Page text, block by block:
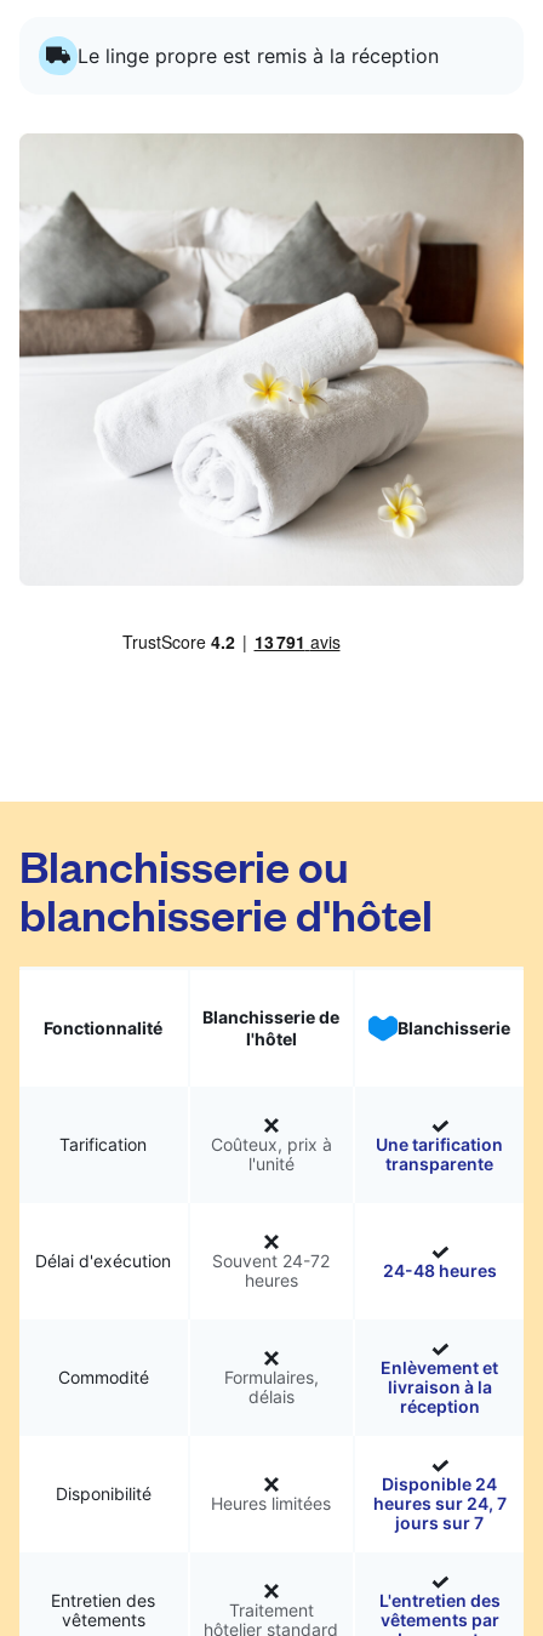
Le linge propre est remis à la réception
Blanchisserie ou
blanchisserie d'hôtel
Fonctionnalité
Blanchisserie de
l'hôtel
Blanchisserie
Tarification
Coûteux, prix à
l'unité
Une tarification
transparente
Délai d'exécution
Souvent 24-72
heures
24-48 heures
Commodité
Formulaires,
délais
Enlèvement et
livraison à la
réception
Disponibilité Heures limitées
Disponible 24
heures sur 24, 7
jours sur 7
Entretien des
vêtements
Traitement
hôtelier standard
L'entretien des
vêtements par